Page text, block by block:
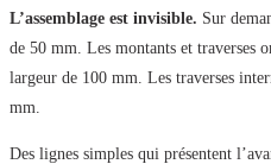
L’assemblage est invisible. Sur
de 50 mm. Les montants et traverses
largeur de 100 mm. Les traverses
mm.
Des lignes simples qui présentent